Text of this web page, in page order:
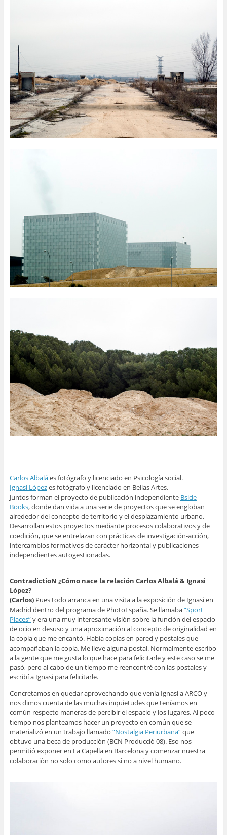
Carlos Albaláes fotógrafo y licenciado en Psicología social.
Ignasi Lópezes fotógrafo y licenciado en Bellas Artes.
Juntos forman el proyecto de publicación independiente Bside
Books, donde dan vida a una serie de proyectos que se engloban
alrededor del concepto de territorio y el desplazamiento urbano.
Desarrollan estos proyectos mediante procesos colaborativos y de
coedición, que se entrelazan con prácticas de investigación-acción,
intercambios formativos de carácter horizontal y publicaciones
independientes autogestionadas.
ContradictioN ¿Cómo nace la relación Carlos Albalá & Ignasi
López?
(Carlos)Pues todo arranca en una visita a la exposición de Ignasi en
Madrid dentro del programa de PhotoEspaña. Se llamaba“Sport
Places”y era una muy interesante visión sobre la función del espacio
de ocio en desuso y una aproximación al concepto de originalidad en
la copia que me encantó. Había copias en pared y postales que
acompañaban la copia. Me lleve alguna postal. Normalmente escribo
a la gente que me gusta lo que hace para felicitarle y este caso se me
pasó, pero al cabo de un tiempo me reencontré con las postales y
escribí a Ignasi para felicitarle.
Concretamos en quedar aprovechando que venía Ignasi a ARCO y
nos dimos cuenta de las muchas inquietudes que teníamos en
común respecto maneras de percibir el espacio y los lugares. Al poco
tiempo nos planteamos hacer un proyecto en común que se
materializó en un trabajo llamado “Nostalgia Periurbana”que
obtuvo una beca de producción (BCN Producció 08). Eso nos
permitió exponer en La Capella en Barcelona y comenzar nuestra
colaboración no solo como autores si no a nivel humano.